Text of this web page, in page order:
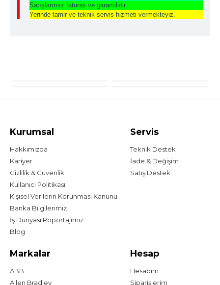
Satışlarımız faturalı ve garantilidir.
Yerinde tamir ve teknik servis hizmeti vermekteyiz.
Kurumsal
Hakkımızda
Kariyer
Gizlilik & Güvenlik
Kullanıcı Politikası
Kişisel Verilerin Korunması Kanunu
Banka Bilgilerimiz
İş Dünyası Röportajımız
Blog
Servis
Teknik Destek
İade & Değişim
Satış Destek
Markalar
ABB
Allen Bradley
Hesap
Hesabım
Siparişlerim